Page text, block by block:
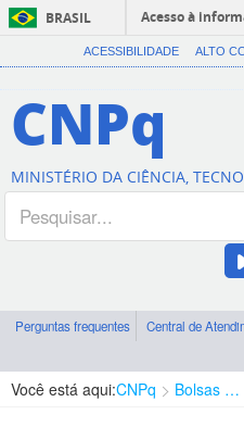
BRASIL
Acesso à
ACESSIBILIDADE ALTO
CNPq
MINISTÉRIO DA CIÊNCIA,
Perguntas frequentes Central de
Você está aqui:CNPq Bolsas e Auxílios Vigentes